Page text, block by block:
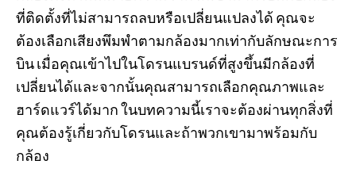
ที่ติดตั้งที่ไม่สามารถลบหรือเปลี่ยนแปลงได้ คุณจะ
ต้องเลือกเสียงพึมพำตามกล้องมากเท่ากับลักษณะการ
บิน เมื่อคุณเข้าไปในโดรนแบรนด์ที่สูงขึ้นมีกล้องที่
เปลี่ยนได้และจากนั้นคุณสามารถเลือกคุณภาพและ
ฮาร์ดแวร์ได้มาก ในบทความนี้เราจะต้องผ่านทุกสิ่งที่
คุณต้องรู้เกี่ยวกับโดรนและถ้าพวกเขามาพร้อมกับ
กล้อง